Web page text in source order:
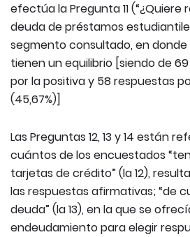
efectúa la Pregunta 11
deuda de préstamos
segmento consultado, en donde
tienen un equilibrio [siendo de
por la positiva y 58 respuestas
(45,67%)]
Las Preguntas 12, 13 y 14 están
cuántos de los encuestados
tarjetas de crédito” (la 12),
las respuestas afirmativas; “de
deuda” (la 13), en la que se
endeudamiento para elegir